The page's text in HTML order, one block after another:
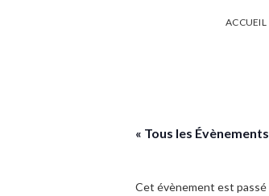
ACCUEIL
« Tous les Évènements
Cet évènement est passé